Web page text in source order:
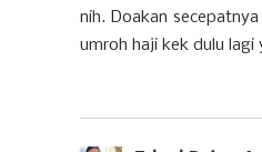
nih. Doakan
umroh haji kek dulu lagi